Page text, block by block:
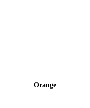
Orange